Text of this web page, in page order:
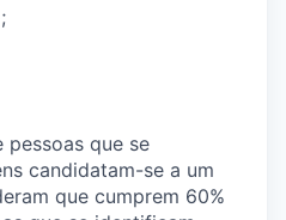
pessoas que se
candidatam-se a um
que cumprem 60%